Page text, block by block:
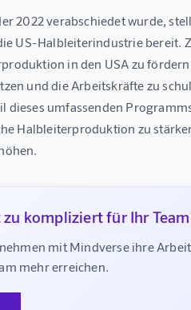
2022 verabschiedet wurde,
US-Halbleiterindustrie bereit.
in den USA zu
und die Arbeitskräfte zu
dieses umfassenden
Halbleiterproduktion zu
zu kompliziert für Ihr
mit Mindverse ihre
mehr erreichen.